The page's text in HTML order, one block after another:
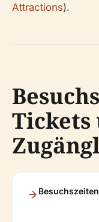
Attractions).
Tickets